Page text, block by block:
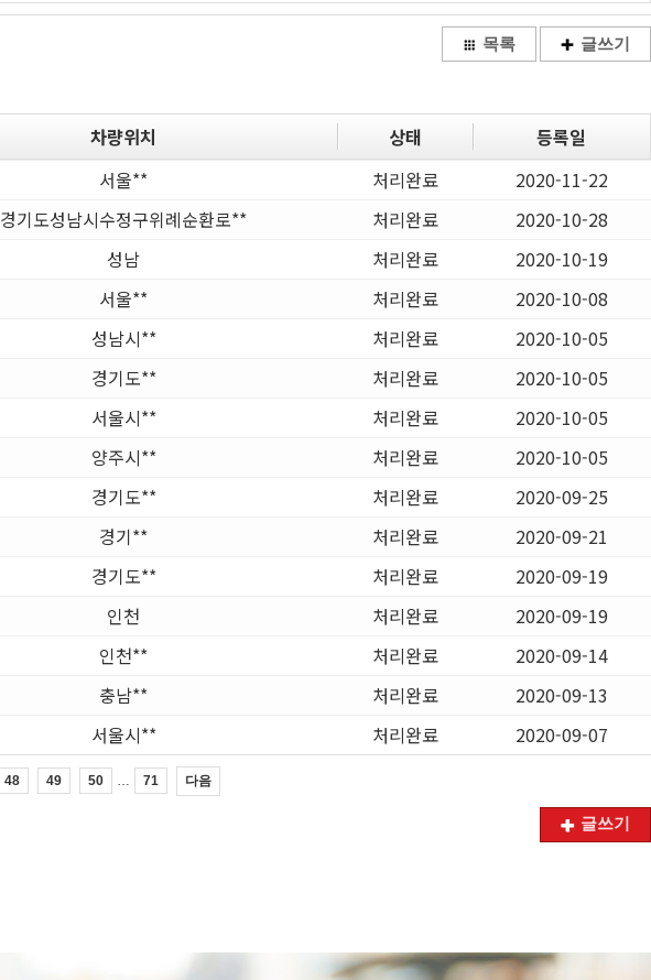
목록 글쓰기
차량위치 상태
등록일
서울** 처리완료
2020-11-22
경기도성남시수정구위례순환로** 처리완료
2020-10-28
성남 처리완료
2020-10-19
서울** 처리완료
2020-10-08
성남시** 처리완료
2020-10-05
경기도** 처리완료
2020-10-05
서울시** 처리완료
2020-10-05
양주시** 처리완료
2020-10-05
경기도** 처리완료
2020-09-25
경기** 처리완료
2020-09-21
경기도** 처리완료
2020-09-19
인천 처리완료
2020-09-19
인천** 처리완료
2020-09-14
충남** 처리완료
2020-09-13
서울시** 처리완료 2020-09-07
48 49 50 71 다음
글쓰기